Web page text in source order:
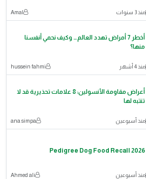
منذ 3 سنوات Amal
أخطر 7 أمراض تهدد العالم… وكيف نحمي أنفسنا
منها؟
منذ 4 أشهر hussein fahmi
أعراض مقاومة الأنسولين: 8 علامات تحذيرية قد لا
تنتبه لها
منذ أسبوعين ana simpa
Pedigree Dog Food Recall 2026
منذ أسبوعين Ahmed ali